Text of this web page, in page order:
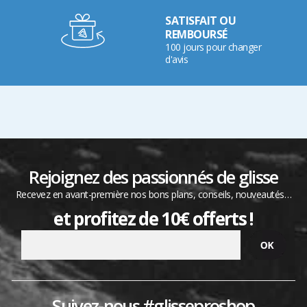
SATISFAIT OU
REMBOURSÉ
100 jours pour changer
d'avis
Rejoignez des passionnés de glisse
Recevez en avant-première nos bons plans, conseils, nouveautés…
et profitez de 10€ offerts !